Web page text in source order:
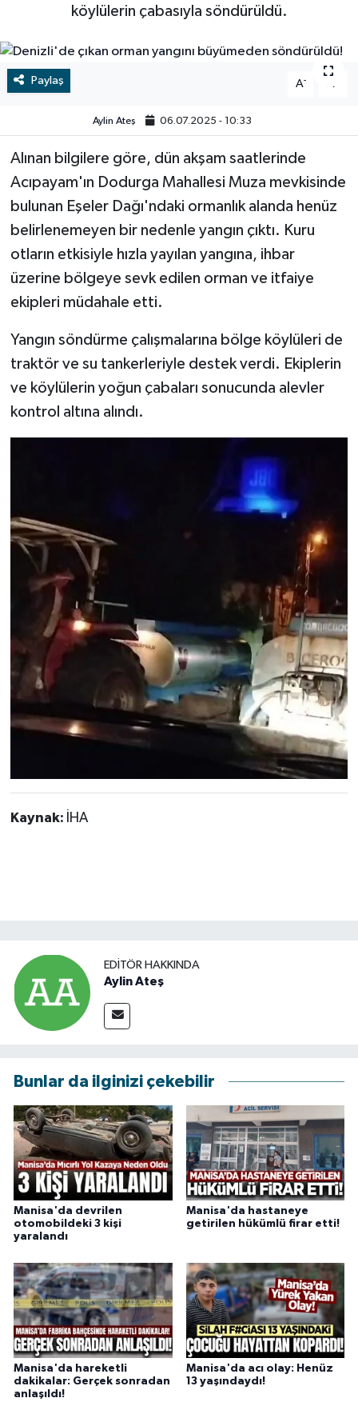
köylülerin çabasıyla söndürüldü.
Paylaş A- A
Aylin Ateş 06.07.2025 - 10:33
Alınan bilgilere göre, dün akşam saatlerinde
Acıpayam'ın Dodurga Mahallesi Muza mevkisinde
bulunan Eşeler Dağı'ndaki ormanlık alanda henüz
belirlenemeyen bir nedenle yangın çıktı. Kuru
otların etkisiyle hızla yayılan yangına, ihbar
üzerine bölgeye sevk edilen orman ve itfaiye
ekipleri müdahale etti.
Yangın söndürme çalışmalarına bölge köylüleri de
traktör ve su tankerleriyle destek verdi. Ekiplerin
ve köylülerin yoğun çabaları sonucunda alevler
kontrol altına alındı.
Kaynak: İHA
EDITÖR HAKKINDA
Aylin Ateş
Bunlar da ilginizi çekebilir
Manisa'da devrilen
otomobildeki 3 kişi
yaralandı
Manisa'da hastaneye
getirilen hükümlü firar etti!
Manisa'da hareketli
dakikalar: Gerçek sonradan
anlaşıldı!
Manisa'da acı olay: Henüz
13 yaşındaydı!
BİLİM VE TEKNOLOJİ
Yaşam
Çevre
Dünya
İletişim
Künye
Vefat
Video